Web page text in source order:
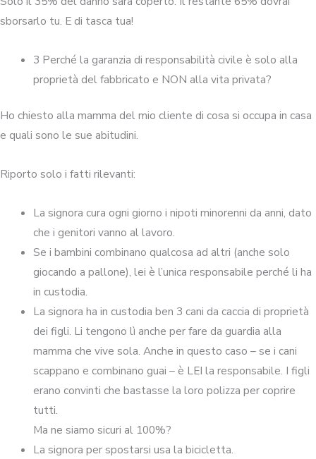
sborsarlo tu. E di tasca tua!
3 Perché la garanzia di responsabilità civile è solo alla
proprietà del fabbricato e NON alla vita privata?
Ho chiesto alla mamma del mio cliente di cosa si occupa in casa
e quali sono le sue abitudini.
Riporto solo i fatti rilevanti:
La signora cura ogni giorno i nipoti minorenni da anni, dato
che i genitori vanno al lavoro.
Se i bambini combinano qualcosa ad altri (anche solo
giocando a pallone), lei è l’unica responsabile perché li ha
in custodia.
La signora ha in custodia ben 3 cani da caccia di proprietà
dei figli. Li tengono lì anche per fare da guardia alla
mamma che vive sola. Anche in questo caso – se i cani
scappano e combinano guai – è LEI la responsabile. I figli
erano convinti che bastasse la loro polizza per coprire
tutti.
Ma ne siamo sicuri al 100%?
La signora per spostarsi usa la bicicletta.